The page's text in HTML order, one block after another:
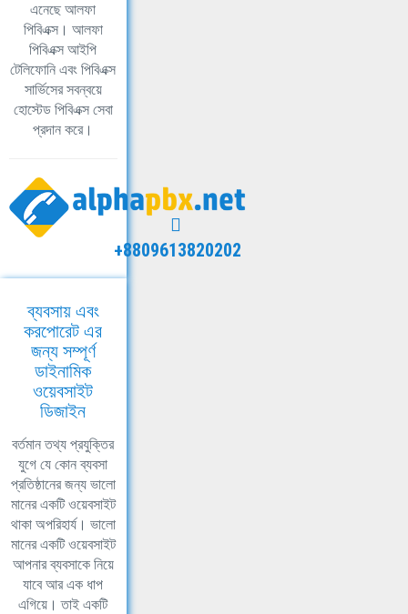
এনেছে আলফা
পিবিএক্স। আলফা
পিবিএক্স আইপি
টেলিফোনি এবং পিবিএক্স
সার্ভিসের সবন্বয়ে
হোস্টেড পিবিএক্স সেবা
প্রদান করে।
+8809613820202
ব্যবসায় এবং
করপোরেট এর
জন্য সম্পূর্ণ
ডাইনামিক
ওয়েবসাইট
ডিজাইন
বর্তমান তথ্য প্রযুক্তির
যুগে যে কোন ব্যবসা
প্রতিষ্ঠানের জন্য ভালো
মানের একটি ওয়েবসাইট
থাকা অপরিহার্য। ভালো
মানের একটি ওয়েবসাইট
আপনার ব্যবসাকে নিয়ে
যাবে আর এক ধাপ
এগিয়ে। তাই একটি